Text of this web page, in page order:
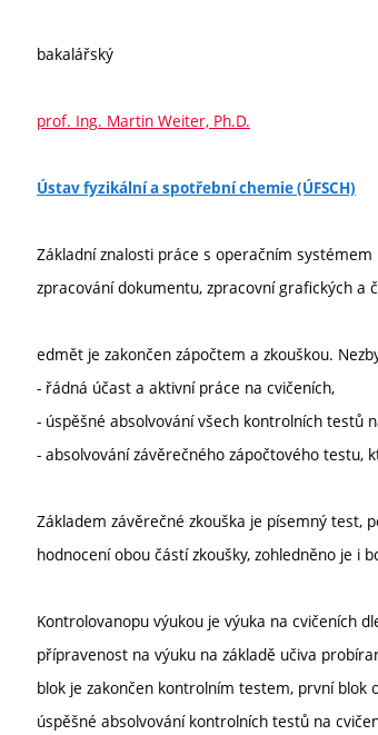
bakalářský
prof. Ing. Martin Weiter, Ph.D.
Ústav fyzikální a spotřební chemie (ÚFSCH)
Základní znalosti práce s operačním
zpracování dokumentu, zpracovní grafických a
edmět je zakončen zápočtem a zkouškou.
- řádná účast a aktivní práce na cvičeních,
- úspěšné absolvování všech kontrolních testů
- absolvování závěrečného zápočtového testu,
Základem závěrečné zkouška je písemný test,
hodnocení obou částí zkoušky, zohledněno je i
Kontrolovanopu výukou je výuka na cvičeních
přípravenost na výuku na základě učiva
blok je zakončen kontrolním testem, první blok
úspěšné absolvování kontrolních testů na